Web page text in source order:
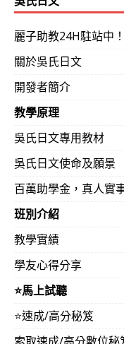
麗子助教24H駐站中！
關於吳氏日文
開發者簡介
教學原理
吳氏日文專用教材
吳氏日文使命及願景
百萬助學金，真人實
班別介紹
教學實績
學友心得分享
⭐️馬上試聽
⭐️速成/高分秘笈